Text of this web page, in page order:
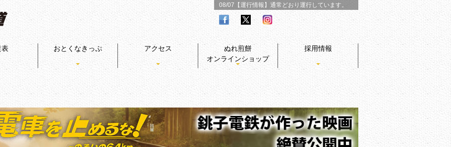
08/07【運行情報】 通常どおり運行しています。
表 おとくなきっぷ アクセス
ぬれ煎餅
オンラインショップ
採用情報
ミアムリッチ